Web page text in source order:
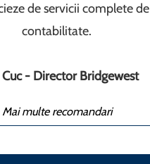
de servicii complete de
contabilitate.
- Director Bridgewest
Mai multe recomandari